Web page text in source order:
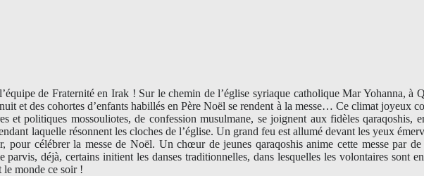
de Fraternité en Irak ! Sur le chemin de l’église syriaque catholique Mar Yohanna, à
et des cohortes d’enfants habillés en Père Noël se rendent à la messe… Ce climat joyeux
et politiques mossouliotes, de confession musulmane, se joignent aux fidèles qaraqoshis,
laquelle résonnent les cloches de l’église. Un grand feu est allumé devant les yeux
pour célébrer la messe de Noël. Un chœur de jeunes qaraqoshis anime cette messe par
déjà, certains initient les danses traditionnelles, dans lesquelles les volontaires sont
le monde ce soir !